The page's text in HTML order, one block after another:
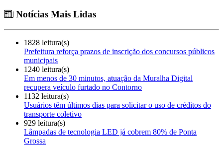
Notícias Mais Lidas
1828 leitura(s)
Prefeitura reforça prazos de inscrição dos concursos públicos
municipais
1240 leitura(s)
Em menos de 30 minutos, atuação da Muralha Digital
recupera veículo furtado no Contorno
1132 leitura(s)
Usuários têm últimos dias para solicitar o uso de créditos do
transporte coletivo
929 leitura(s)
Lâmpadas de tecnologia LED já cobrem 80% de Ponta
Grossa